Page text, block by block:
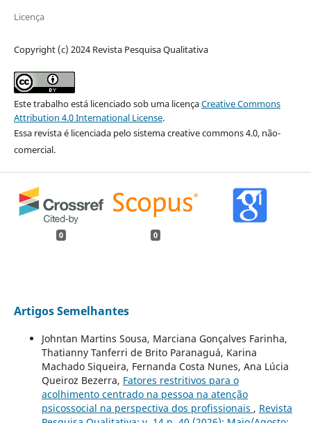
Licença
Copyright (c) 2024 Revista Pesquisa Qualitativa
Este trabalho está licenciado sob uma licençaCreative Commons
Attribution 4.0 International License.
Essa revista é licenciada pelo sistema creative commons 4.0, não-
comercial.
0 0
Artigos Semelhantes
Johntan Martins Sousa, Marciana Gonçalves Farinha,
Thatianny Tanferri de Brito Paranaguá, Karina
Machado Siqueira, Fernanda Costa Nunes, Ana Lúcia
Queiroz Bezerra, Fatores restritivos para o
acolhimento centrado na pessoa na atenção
psicossocial na perspectiva dos profissionais , Revista